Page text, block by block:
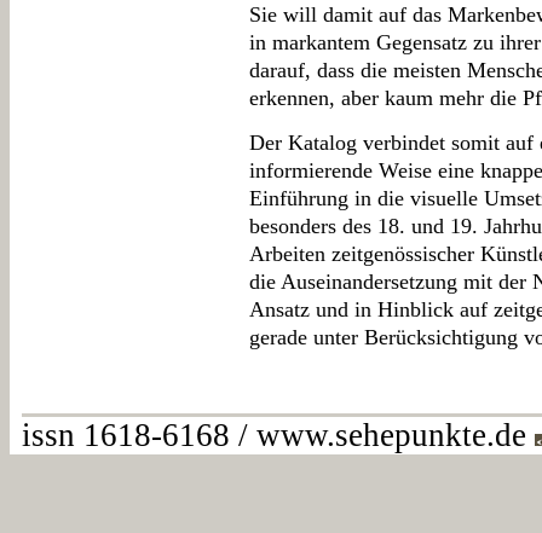
Sie will damit auf das
in markantem Gegensatz zu
darauf, dass die meisten
erkennen, aber kaum mehr die
Der Katalog verbindet somit auf
informierende Weise eine
Einführung in die visuelle
besonders des 18. und 19.
Arbeiten zeitgenössischer
die Auseinandersetzung mit der
Ansatz und in Hinblick auf
gerade unter Berücksichtigung
issn 1618-6168 / www.sehepunkte.de